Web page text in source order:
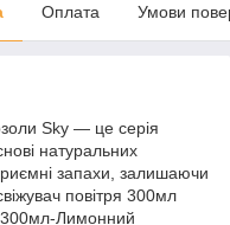
Оплата Умови
Sky ― це серія
натуральних
запахи, залишаючи
повітря 300мл
300мл-Лимонний